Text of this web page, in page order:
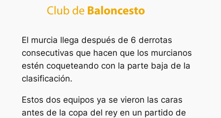
El murcia llega después de 6 derrotas
consecutivas que hacen que los murcianos
estén coqueteando con la parte baja de la
clasificación.
Estos dos equipos ya se vieron las caras
antes de la copa del rey en un partido de